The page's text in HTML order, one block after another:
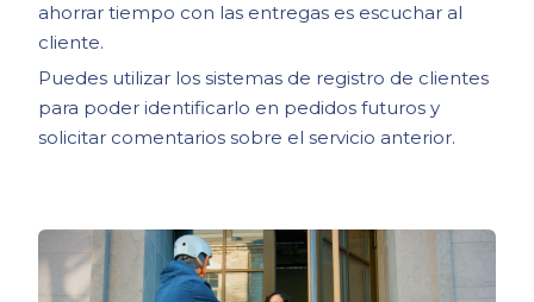
ahorrar tiempo con las entregas es escuchar al
cliente.
Puedes utilizar los sistemas de registro de clientes
para poder identificarlo en pedidos futuros y
solicitar comentarios sobre el servicio anterior.